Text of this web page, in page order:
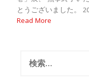
とうございました。
Read More